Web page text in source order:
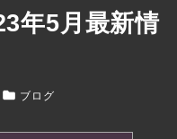
年5月最新情
カテゴリー
ブログ